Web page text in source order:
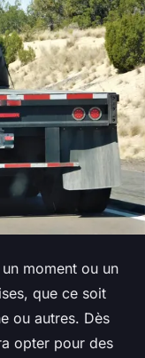
moment ou un
que ce soit
ou autres. Dès
opter pour des